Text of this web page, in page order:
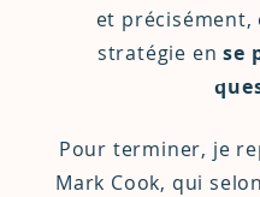
et précisément,
stratégie ense
Pour terminer, je
Mark Cook, qui